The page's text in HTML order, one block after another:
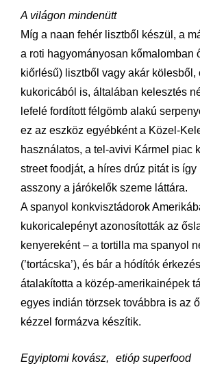
A világon mindenütt
Míg a naan fehér lisztből készül, a
a roti hagyományosan kőmalomban
kiőrlésű) lisztből vagy akár kölesből,
kukoricából is, általában kelesztés
lefelé fordított félgömb alakú
ez az eszköz egyébként a Közel-
használatos, a tel-avivi Kármel piac
street foodját, a híres drúz pitát is
asszony a járókelők szeme láttára.
A spanyol konkvisztádorok
kukoricalepényt azonosították az
kenyereként – a tortilla ma spanyol
(’tortácska’), és bár a hódítók
átalakította a közép-amerikainépek
egyes indián törzsek továbbra is az
kézzel formázva készítik.
Egyiptomi kovász, etióp superfood